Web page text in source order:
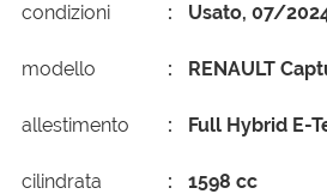
condizioni Usato, 07/
modello RENAULT
allestimento Full Hybrid E-
cilindrata 1598 cc